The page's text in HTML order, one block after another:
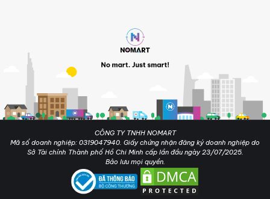
CÔNG TY TNHH NOMART
Mã số doanh nghiệp: 0319047940. Giấy chứng nhận đăng ký doanh nghiệp do
Sở Tài chính Thành phố Hồ Chi Minh cấp lần đầu ngày 23/07/2025.
Bảo lưu mọi quyền.